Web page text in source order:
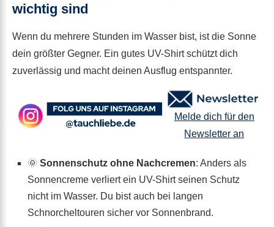
wichtig sind
Wenn du mehrere Stunden im Wasser bist, ist die Sonne
dein größter Gegner. Ein gutes UV-Shirt schützt dich
zuverlässig und macht deinen Ausflug entspannter.
Melde dich für den
Newsletter an
🌞 Sonnenschutz ohne Nachcremen: Anders als
Sonnencreme verliert ein UV-Shirt seinen Schutz
nicht im Wasser. Du bist auch bei langen
Schnorcheltouren sicher vor Sonnenbrand.